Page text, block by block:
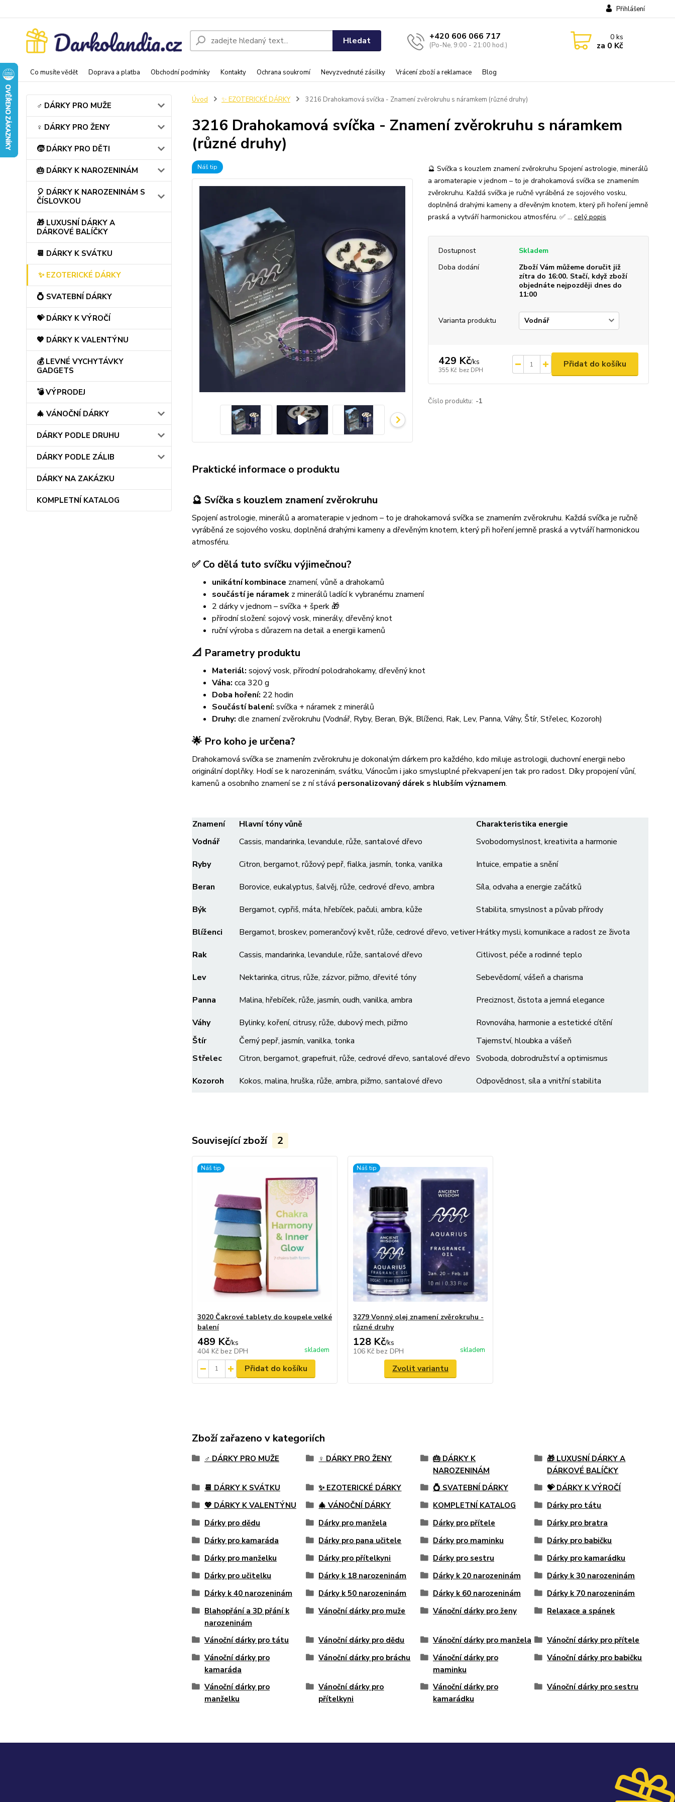
Co musíte vědět Doprava a platba Obchodní podmínky Kontakty Ochrana soukromí Nevyzvednuté zásilky Vrácení zboží a reklamace Blog
Přihlášení
Hledat +420 606 066 717
(Po-Ne, 9:00 - 21:00 hod.)
0ks
za 0 Kč
♂️ DÁRKY PRO MUŽE
♀️ DÁRKY PRO ŽENY
🧒 DÁRKY PRO DĚTI
🎂 DÁRKY K NAROZENINÁM
🎈 DÁRKY K NAROZENINÁM S
ČÍSLOVKOU
🎁 LUXUSNÍ DÁRKY A
DÁRKOVÉ BALÍČKY
📆 DÁRKY K SVÁTKU
✨ EZOTERICKÉ DÁRKY
💍 SVATEBNÍ DÁRKY
💝 DÁRKY K VÝROČÍ
💖 DÁRKY K VALENTÝNU
💰 LEVNÉ VYCHYTÁVKY
GADGETS
💣 VÝPRODEJ
🎄 VÁNOČNÍ DÁRKY
DÁRKY PODLE DRUHU
DÁRKY PODLE ZÁLIB
DÁRKY NA ZAKÁZKU
KOMPLETNÍ KATALOG
Úvod ✨ EZOTERICKÉ DÁRKY 3216 Drahokamová svíčka - Znamení zvěrokruhu s náramkem (různé druhy)
3216 Drahokamová svíčka - Znamení zvěrokruhu s náramkem
(různé druhy)
Náš tip
🔮 Svíčka s kouzlem znamení zvěrokruhu Spojení astrologie, minerálů
a aromaterapie v jednom – to je drahokamová svíčka se znamením
zvěrokruhu. Každá svíčka je ručně vyráběná ze sojového vosku,
doplněná drahými kameny a dřevěným knotem, který při hoření jemně
praská a vytváří harmonickou atmosféru. ✅ ... celý popis
Dostupnost
Skladem
Doba dodání
Zboží Vám můžeme doručit již
zítra do 16:00. Stačí, když zboží
objednáte nejpozději dnes do
11:00
Varianta produktu
429 Kč/ks
355 Kč bez DPH
Přidat do košíku
Číslo produktu: -1
Praktické informace o produktu
🔮 Svíčka s kouzlem znamení zvěrokruhu
Spojení astrologie, minerálů a aromaterapie v jednom – to je drahokamová svíčka se znamením zvěrokruhu. Každá svíčka je ručně
vyráběná ze sojového vosku, doplněná drahými kameny a dřevěným knotem, který při hoření jemně praská a vytváří harmonickou
atmosféru.
✅ Co dělá tuto svíčku výjimečnou?
unikátní kombinace znamení, vůně a drahokamů
součástí je náramekz minerálů ladící k vybranému znamení
2 dárky v jednom – svíčka + šperk 🎁
přírodní složení: sojový vosk, minerály, dřevěný knot
ruční výroba s důrazem na detail a energii kamenů
📐 Parametry produktu
Materiál: sojový vosk, přírodní polodrahokamy, dřevěný knot
Váha: cca 320 g
Doba hoření: 22 hodin
Součástí balení: svíčka + náramek z minerálů
Druhy: dle znamení zvěrokruhu (Vodnář, Ryby, Beran, Býk, Blíženci, Rak, Lev, Panna, Váhy, Štír, Střelec, Kozoroh)
🌟 Pro koho je určena?
Drahokamová svíčka se znamením zvěrokruhu je dokonalým dárkem pro každého, kdo miluje astrologii, duchovní energii nebo
originální doplňky. Hodí se k narozeninám, svátku, Vánocům i jako smysluplné překvapení jen tak pro radost. Díky propojení vůní,
kamenů a osobního znamení se z ní stává personalizovaný dárek s hlubším významem.
Znamení Hlavní tóny vůně
Charakteristika energie
Vodnář
Cassis, mandarinka, levandule, růže, santalové dřevo Svobodomyslnost, kreativita a harmonie
Ryby Citron, bergamot, růžový pepř, fialka, jasmín, tonka, vanilka Intuice, empatie a snění
Beran Borovice, eukalyptus, šalvěj, růže, cedrové dřevo, ambra Síla, odvaha a energie začátků
Býk Bergamot, cypřiš, máta, hřebíček, pačuli, ambra, kůže Stabilita, smyslnost a půvab přírody
Blíženci Bergamot, broskev, pomerančový květ, růže, cedrové dřevo, vetiverHrátky mysli, komunikace a radost ze života
Rak Cassis, mandarinka, levandule, růže, santalové dřevo Citlivost, péče a rodinné teplo
Lev Nektarinka, citrus, růže, zázvor, pižmo, dřevité tóny Sebevědomí, vášeň a charisma
Panna Malina, hřebíček, růže, jasmín, oudh, vanilka, ambra Preciznost, čistota a jemná elegance
Váhy Bylinky, koření, citrusy, růže, dubový mech, pižmo
Rovnováha, harmonie a estetické cítění
Štír
Černý pepř, jasmín, vanilka, tonka
Tajemství, hloubka a vášeň
Střelec
Citron, bergamot, grapefruit, růže, cedrové dřevo, santalové dřevo Svoboda, dobrodružství a optimismus
Kozoroh Kokos, malina, hruška, růže, ambra, pižmo, santalové dřevo Odpovědnost, síla a vnitřní stabilita
Související zboží 2
Náš tip
3020 Čakrové tablety do koupele velké
balení
489 Kč/ks
404 Kč bez DPH skladem
Přidat do košíku
Náš tip
3279 Vonný olej znamení zvěrokruhu -
různé druhy
128 Kč/ks
106 Kč bez DPH skladem
Zvolit variantu
Zboží zařazeno v kategoriích
♂️ DÁRKY PRO MUŽE ♀️ DÁRKY PRO ŽENY
🎂 DÁRKY K
NAROZENINÁM
🎁 LUXUSNÍ DÁRKY A
DÁRKOVÉ BALÍČKY
📆 DÁRKY K SVÁTKU
✨ EZOTERICKÉ DÁRKY 💍 SVATEBNÍ DÁRKY
💝 DÁRKY K VÝROČÍ
💖 DÁRKY K VALENTÝNU
🎄 VÁNOČNÍ DÁRKY KOMPLETNÍ KATALOG
Dárky pro tátu
Dárky pro dědu
Dárky pro manžela Dárky pro přítele
Dárky pro bratra
Dárky pro kamaráda
Dárky pro pana učitele Dárky pro maminku
Dárky pro babičku
Dárky pro manželku
Dárky pro přítelkyni Dárky pro sestru
Dárky pro kamarádku
Dárky pro učitelku
Dárky k 18 narozeninám Dárky k 20 narozeninám
Dárky k 30 narozeninám
Dárky k 40 narozeninám
Dárky k 50 narozeninám Dárky k 60 narozeninám
Dárky k 70 narozeninám
Blahopřání a 3D přání k
narozeninám
Vánoční dárky pro muže Vánoční dárky pro ženy Relaxace a spánek
Vánoční dárky pro tátu Vánoční dárky pro dědu Vánoční dárky pro manžela
Vánoční dárky pro přítele
Vánoční dárky pro
kamaráda
Vánoční dárky pro bráchu
Vánoční dárky pro
maminku
Vánoční dárky pro babičku
Vánoční dárky pro
manželku
Vánoční dárky pro
přítelkyni
Vánoční dárky pro
kamarádku
Vánoční dárky pro sestru